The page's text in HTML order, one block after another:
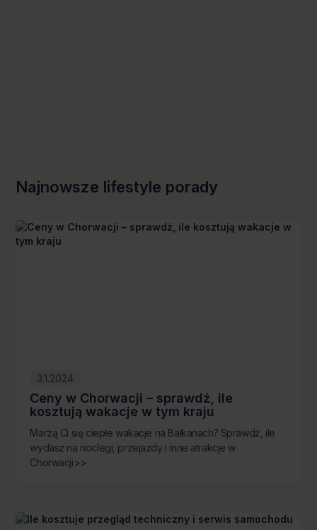
Najnowsze lifestyle porady
3.1.2024
Ceny w Chorwacji – sprawdź, ile
kosztują wakacje w tym kraju
Marzą Ci się ciepłe wakacje na Bałkanach? Sprawdź, ile
wydasz na noclegi, przejazdy i inne atrakcje w
Chorwacji>>